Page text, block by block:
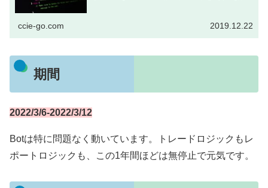
ccie-go.com 2019.12.22
期間
2022/3/6-2022/3/12
Botは特に問題なく動いています。トレードロジックもレ
ポートロジックも、この1年間ほどは無停止で元気です。